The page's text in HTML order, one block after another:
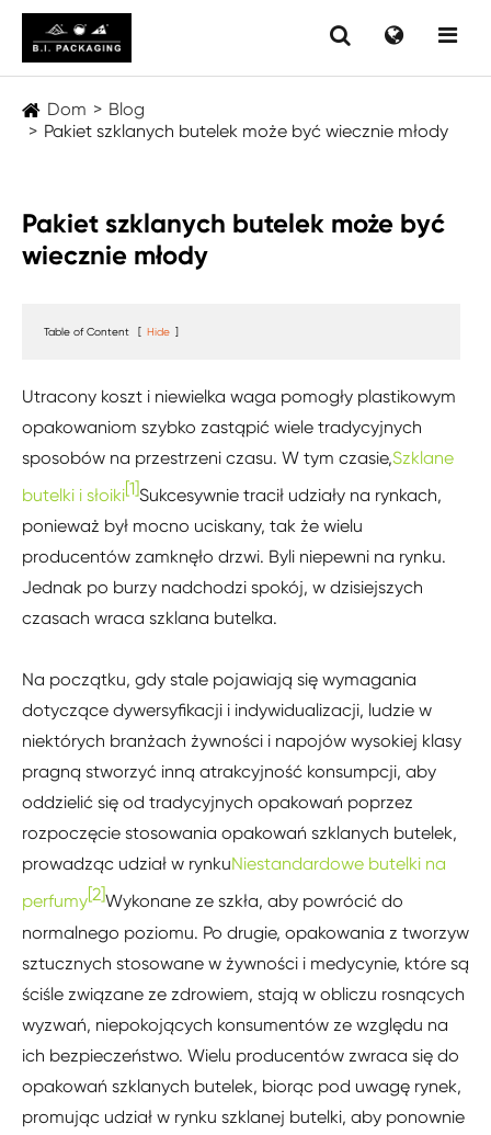
Dom
Blog
Pakiet szklanych butelek może być wiecznie młody
Pakiet szklanych butelek może być
wiecznie młody
Table of Content [ Hide ]
Utracony koszt i niewielka waga pomogły plastikowym
opakowaniom szybko zastąpić wiele tradycyjnych
sposobów na przestrzeni czasu. W tym czasie,Szklane
butelki i słoiki[1]Sukcesywnie tracił udziały na rynkach,
ponieważ był mocno uciskany, tak że wielu
producentów zamknęło drzwi. Byli niepewni na rynku.
Jednak po burzy nadchodzi spokój, w dzisiejszych
czasach wraca szklana butelka.
Na początku, gdy stale pojawiają się wymagania
dotyczące dywersyfikacji i indywidualizacji, ludzie w
niektórych branżach żywności i napojów wysokiej klasy
pragną stworzyć inną atrakcyjność konsumpcji, aby
oddzielić się od tradycyjnych opakowań poprzez
rozpoczęcie stosowania opakowań szklanych butelek,
prowadząc udział w rynkuNiestandardowe butelki na
perfumy[2]Wykonane ze szkła, aby powrócić do
normalnego poziomu. Po drugie, opakowania z tworzyw
sztucznych stosowane w żywności i medycynie, które są
ściśle związane ze zdrowiem, stają w obliczu rosnących
wyzwań, niepokojących konsumentów ze względu na
ich bezpieczeństwo. Wielu producentów zwraca się do
opakowań szklanych butelek, biorąc pod uwagę rynek,
promując udział w rynku szklanej butelki, aby ponownie